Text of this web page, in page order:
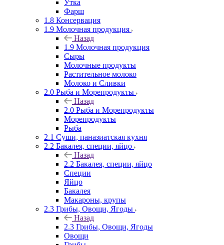
Утка
Фарш
1.8 Консервация
1.9 Молочная продукция
Назад
1.9 Молочная продукция
Сыры
Молочные продукты
Растительное молоко
Молоко и Сливки
2.0 Рыба и Морепродукты
Назад
2.0 Рыба и Морепродукты
Морепродукты
Рыба
2.1 Суши, паназиатская кухня
2.2 Бакалея, специи, яйцо
Назад
2.2 Бакалея, специи, яйцо
Специи
Яйцо
Бакалея
Макароны, крупы
2.3 Грибы, Овощи, Ягоды
Назад
2.3 Грибы, Овощи, Ягоды
Овощи